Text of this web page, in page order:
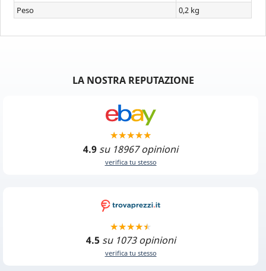
Peso
0,2 kg
LA NOSTRA REPUTAZIONE
4.9 su 18967 opinioni
verifica tu stesso
4.5 su 1073 opinioni
verifica tu stesso